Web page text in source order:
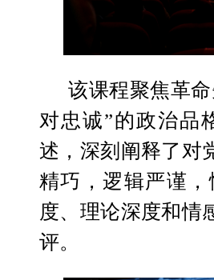
该课程聚焦革
对忠诚”的政治品
述，深刻阐释了对
精巧，逻辑严谨
度、理论深度和情
评。